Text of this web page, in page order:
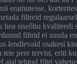
eramutesse,
filtreid
hea siseõhu kvaliteedi
filtrid ei suuda
lendlevaid osakesi
teie pere tervist, eriti
ajal tehtud filtri